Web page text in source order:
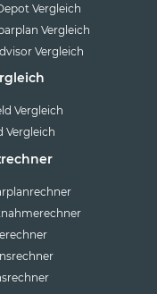
Vergleich
Vergleich
Vergleich
Vergleich
Vergleich